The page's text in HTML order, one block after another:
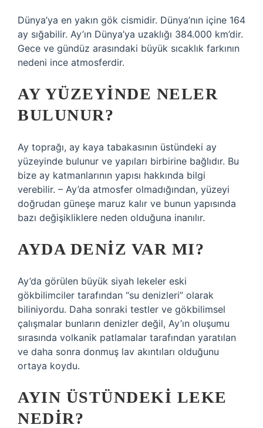
Dünya’ya en yakın gök cismidir. Dünya’nın içine 164
ay sığabilir. Ay’ın Dünya’ya uzaklığı 384.000 km’dir.
Gece ve gündüz arasındaki büyük sıcaklık farkının
nedeni ince atmosferdir.
AY YÜZEYINDE NELER
BULUNUR?
Ay toprağı, ay kaya tabakasının üstündeki ay
yüzeyinde bulunur ve yapıları birbirine bağlıdır. Bu
bize ay katmanlarının yapısı hakkında bilgi
verebilir. – Ay’da atmosfer olmadığından, yüzeyi
doğrudan güneşe maruz kalır ve bunun yapısında
bazı değişikliklere neden olduğuna inanılır.
AYDA DENIZ VAR MI?
Ay’da görülen büyük siyah lekeler eski
gökbilimciler tarafından “su denizleri” olarak
biliniyordu. Daha sonraki testler ve gökbilimsel
çalışmalar bunların denizler değil, Ay’ın oluşumu
sırasında volkanik patlamalar tarafından yaratılan
ve daha sonra donmuş lav akıntıları olduğunu
ortaya koydu.
AYIN ÜSTÜNDEKI LEKE
NEDIR?